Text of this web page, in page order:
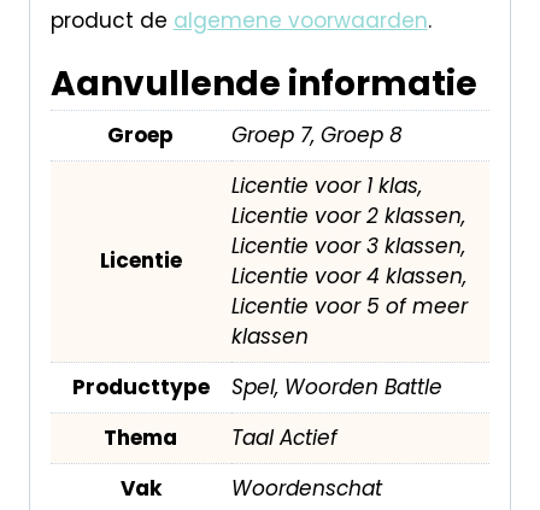
product de algemene voorwaarden.
Aanvullende informatie
Groep Groep 7, Groep 8
Licentie
Licentie voor 1 klas,
Licentie voor 2 klassen,
Licentie voor 3 klassen,
Licentie voor 4 klassen,
Licentie voor 5 of meer
klassen
Producttype
Spel, Woorden Battle
Thema
Taal Actief
Vak
Woordenschat